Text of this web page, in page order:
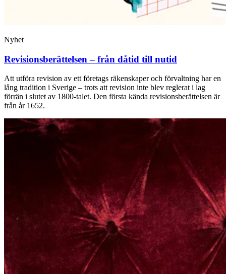
Nyhet
Revisions­berättelsen – från dåtid till nutid
Att utföra revision av ett företags räkenskaper och ­förvaltning har en
lång tradition i Sverige – trots att ­revision inte blev reglerat i lag
förrän i slutet av 1800-talet. Den första kända revisionsberättelsen är
från år 1652.